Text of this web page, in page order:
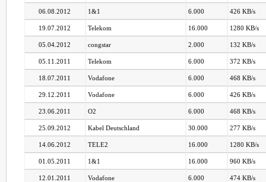
06.08.2012 1&1 6.000 426 KB/s
19.07.2012 Telekom 16.000 1280 KB/s
05.04.2012 congstar 2.000 132 KB/s
05.11.2011 Telekom 6.000 372 KB/s
18.07.2011 Vodafone 6.000 468 KB/s
29.12.2011 Vodafone 6.000 426 KB/s
23.06.2011 O2 6.000 468 KB/s
25.09.2012 Kabel Deutschland 30.000 277 KB/s
14.06.2012 TELE2 16.000 1280 KB/s
01.05.2011 1&1 16.000 960 KB/s
12.01.2011 Vodafone 6.000 474 KB/s